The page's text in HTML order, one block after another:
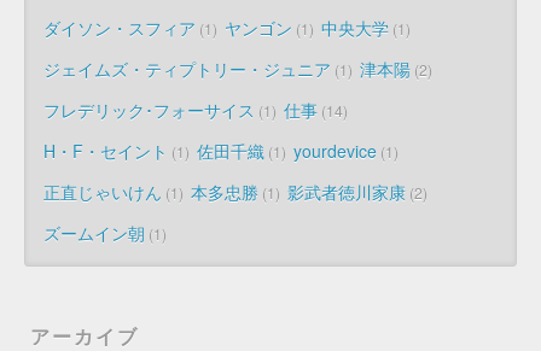
ダイソン・スフィア 1 ヤンゴン 1 中央大学 1
ジェイムズ・ティプトリー・ジュニア 1 津本陽 2
フレデリック･フォーサイス 1 仕事 14
H・F・セイント 1 佐田千織 1 yourdevice 1
正直じゃいけん 1 本多忠勝 1 影武者徳川家康 2
ズームイン朝 1
アーカイブ